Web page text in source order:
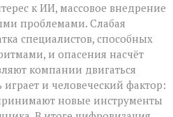
к ИИ, массовое внедрение
проблемами. Слабая
специалистов, способных
и опасения насчёт
компании двигаться
и человеческий фактор:
новые инструменты